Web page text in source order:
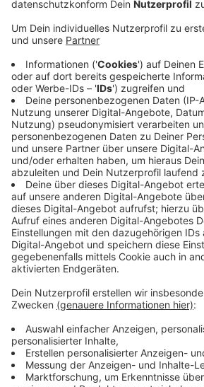
Anzeige
Anzeige
Zutaten für den Jollof Rice
4 Stk.Hähnchenunterschenkel
2 Stk.mittlere Zwiebel
1 Stk Knoblauchzehe
425g Tomaten
400ml Hühnerbrühe
200ml Duftreis
Halber Maggiwürfel
2 EL Butter
2 EL Palmöl
Salz
Pfeffer
3 Stk. Peperoni
Anzeige